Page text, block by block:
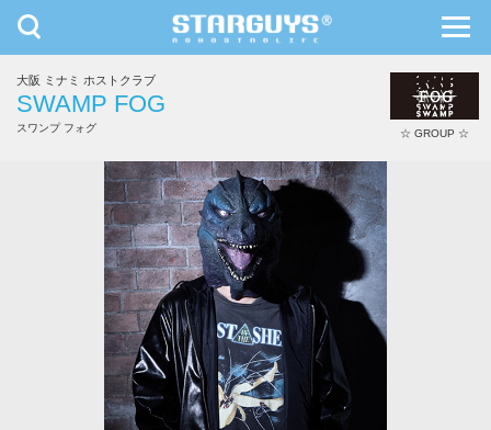
九州・沖縄 北海道・東北
toggle
navigation
大阪 ミナミ ホストクラブ
SWAMP FOG
スワンプ フォグ ☆ GROUP ☆
神矢 樹